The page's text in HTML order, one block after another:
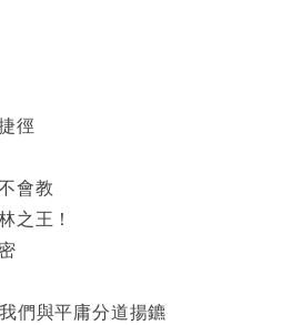
徑
會教
之王！
們與平庸分道揚鑣